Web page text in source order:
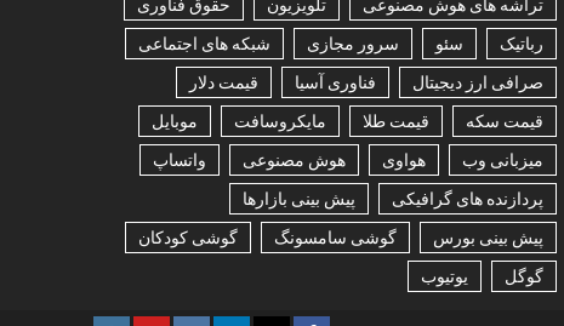
رباتیک
سئو سرور مجازی
شبکه های اجتماعی
صرافی ارز دیجیتال
فناوری آسیا
قیمت دلار
قیمت سکه
قیمت طلا مایکروسافت
موبایل
میزبانی وب
هواوی هوش مصنوعی
واتساپ
پردازنده های گرافیکی
پیش بینی بازارها
پیش بینی بورس
گوشی سامسونگ
گوشی کودکان
گوگل
یوتیوب